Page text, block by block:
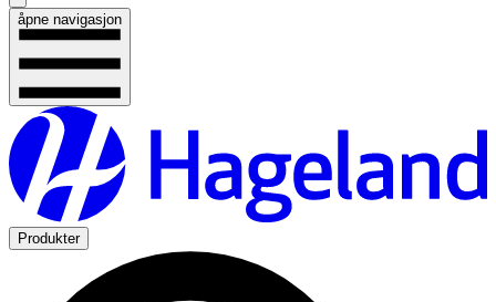
åpne navigasjon
Produkter